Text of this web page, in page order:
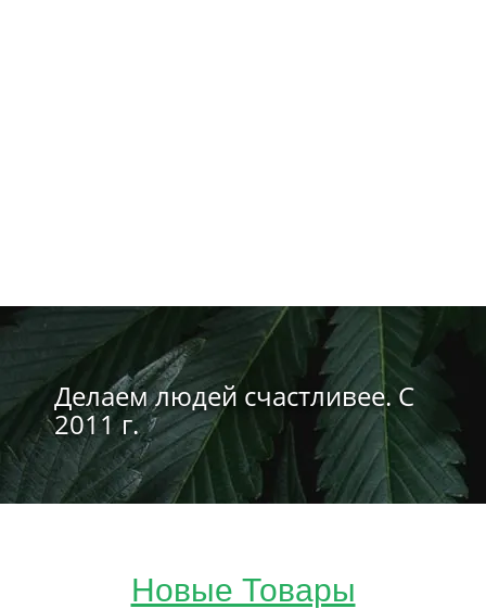
Делаем людей счастливее. С
2011 г.
Новые Товары